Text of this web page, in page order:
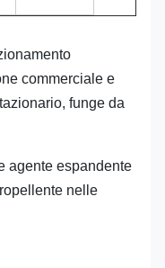
commerciale e
funge da
agente espandente
nelle